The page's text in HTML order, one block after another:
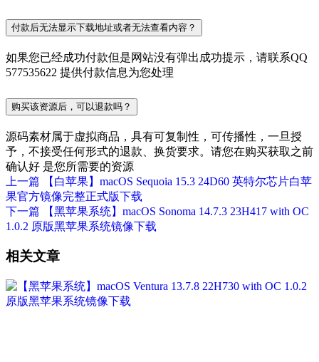
付款后无法显示下载地址或者无法查看内容？
如果您已经成功付款但是网站没有弹出成功提示，请联系QQ
577535622 提供付款信息为您处理
购买该资源后，可以退款吗？
源码素材属于虚拟商品，具有可复制性，可传播性，一旦授
予，不接受任何形式的退款、换货要求。请您在购买获取之前
确认好 是您所需要的资源
上一篇
【白苹果】macOS Sequoia 15.3 24D60 英特尔芯片白苹
果官方镜像完整正式版下载
下一篇
【黑苹果系统】macOS Sonoma 14.7.3 23H417 with OC
1.0.2 原版黑苹果系统镜像下载
相关文章